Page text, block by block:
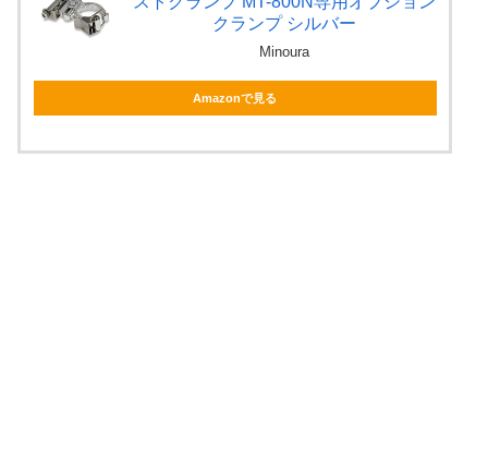
クランプ シルバー
Minoura
Amazonで見る